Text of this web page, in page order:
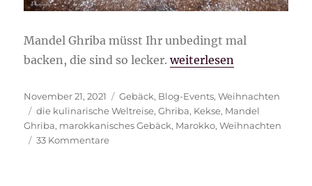
Mandel Ghriba müsst Ihr unbedingt mal
backen, die sind so lecker.„Mandel-Ghriba“
weiterlesen
Veröffentlicht
am
November 21, 2021 Kategorien
Gebäck, Blog-Events,Weihnachten
Schlagwörter
die kulinarische Weltreise,Ghriba, Kekse, Mandel
Ghriba, marokkanisches Gebäck, Marokko,Weihnachten
33 Kommentarezu